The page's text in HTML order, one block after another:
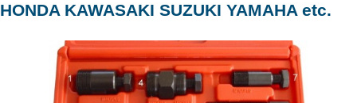
HONDA KAWASAKI SUZUKI YAMAHA etc.